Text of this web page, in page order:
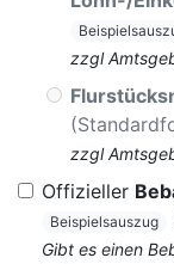
zzgl
zzgl
Offizieller
Beispielsauszug
Gibt es einen